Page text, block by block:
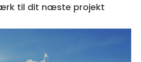
til dit næste projekt